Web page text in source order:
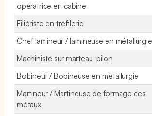
opératrice en cabine
Filiériste en tréfilerie
Chef lamineur / lamineuse en métallurgie
Machiniste sur marteau-pilon
Bobineur / Bobineuse en métallurgie
Martineur / Martineuse de formage des
métaux